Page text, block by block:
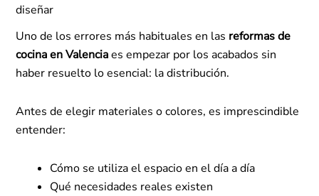
diseñar
Uno de los errores más habituales en las reformas de
cocina en Valenciaes empezar por los acabados sin
haber resuelto lo esencial: la distribución.
Antes de elegir materiales o colores, es imprescindible
entender:
Cómo se utiliza el espacio en el día a día
Qué necesidades reales existen